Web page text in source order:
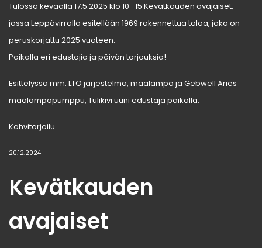
Tulossa keväällä 17.5.2025 klo 10 -15 Kevätkauden avajaiset,
jossa Leppävirralla esitellään 1969 rakennettua taloa, joka on
peruskorjattu 2025 vuoteen.
Paikalla eri edustajia ja päivän tarjouksia!
Esittelyssä mm. LTO järjestelmä, maalämpö ja Gebwell Aries
maalämpöpumppu, Tulikivi uuni edustaja paikalla.
Kahvitarjoilu
20.12.2024
Kevätkauden
avajaiset